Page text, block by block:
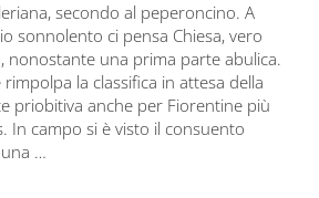
secondo al peperoncino. A
sonnolento ci pensa Chiesa, vero
nonostante una prima parte abulica.
la classifica in attesa della
priobitiva anche per Fiorentine più
In campo si è visto il consuento
…